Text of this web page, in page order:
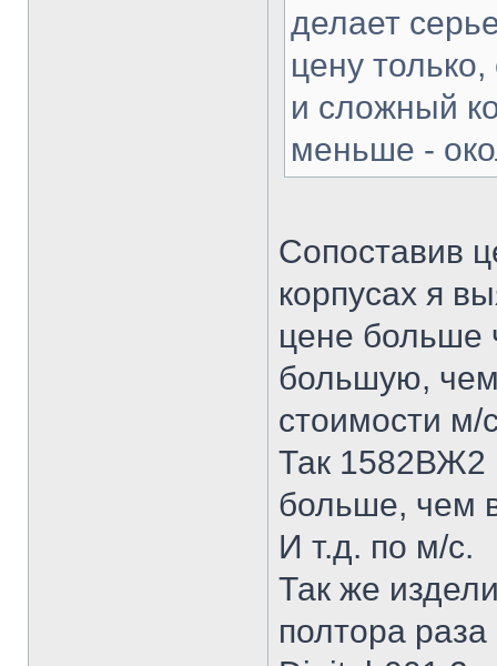
делает
цену
и сложный
меньше -
Сопоставив
корпусах я
цене больше
большую, чем
стоимости м/
Так 1582ВЖ2
больше, чем
И т.д. по м/с.
Так же
полтора